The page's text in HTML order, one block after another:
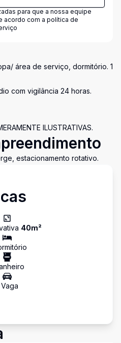
para que a nossa equipe
acordo com a política de
área de serviço, dormitório. 1
com vigilância 24 horas.
ILUSTRATIVAS.
estacionamento rotativo.
40m²
Vaga